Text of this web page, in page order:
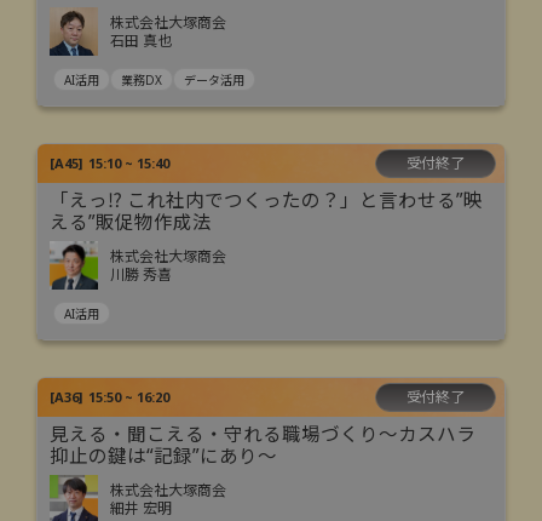
株式会社大塚商会
石田 真也
AI活用 業務DX データ活用
[A45] 15:10 ~ 15:40 受付終了
「えっ⁉ これ社内でつくったの？」と言わせる”映
える”販促物作成法
株式会社大塚商会
川勝 秀喜
AI活用
[A36] 15:50 ~ 16:20 受付終了
見える・聞こえる・守れる職場づくり～カスハラ
抑止の鍵は“記録”にあり～
株式会社大塚商会
細井 宏明